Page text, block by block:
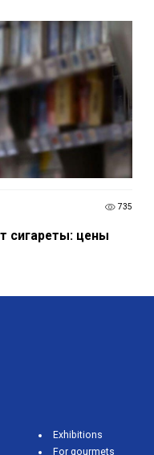
735
сигареты: цены
Exhibitions
For gourmets